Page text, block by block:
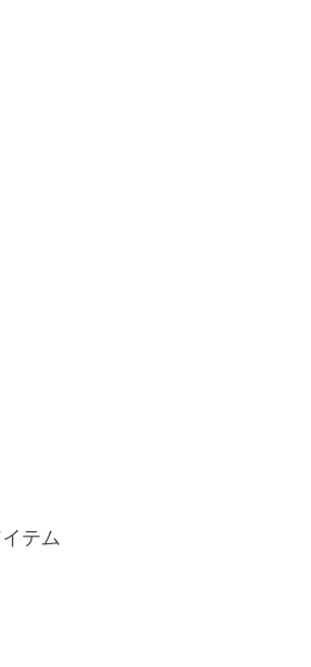
テム